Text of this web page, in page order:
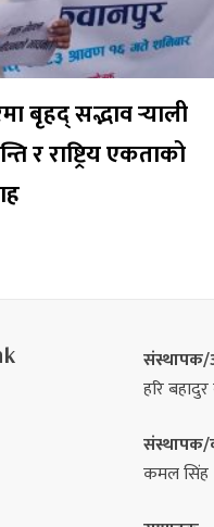
बृहद् सद्भाव र्‍याली
र राष्ट्रिय एकताको
संस्थापक/
हरि बहादुर
संस्थापक/
कमल सिंह